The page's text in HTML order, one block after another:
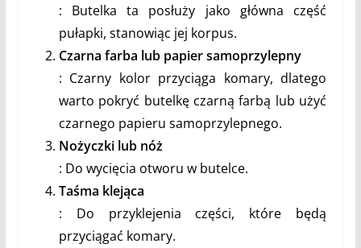
: Butelka ta posłuży jako główna część
pułapki, stanowiąc jej korpus.
Czarna farba lub papier samoprzylepny
: Czarny kolor przyciąga komary, dlatego
warto pokryć butelkę czarną farbą lub użyć
czarnego papieru samoprzylepnego.
Nożyczki lub nóż
: Do wycięcia otworu w butelce.
Taśma klejąca
: Do przyklejenia części, które będą
przyciągać komary.